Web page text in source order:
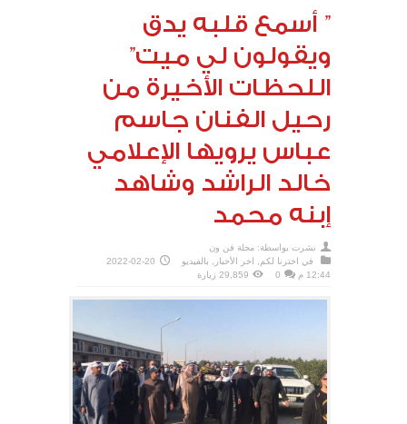
” أسمع قلبه يدق
ويقولون لي ميت”
اللحظات الأخيرة من
رحيل الفنان جاسم
عباس يرويها الإعلامي
خالد الراشد وشاهد
إبنه محمد
نشرت بواسطة: مجلة فن ون
في اخترنا لكم, اخر الأخبار , بالفيديو
2022-02-20
12:44 م
0 29,859 زيارة